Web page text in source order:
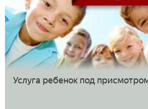
Услуга ребенок под